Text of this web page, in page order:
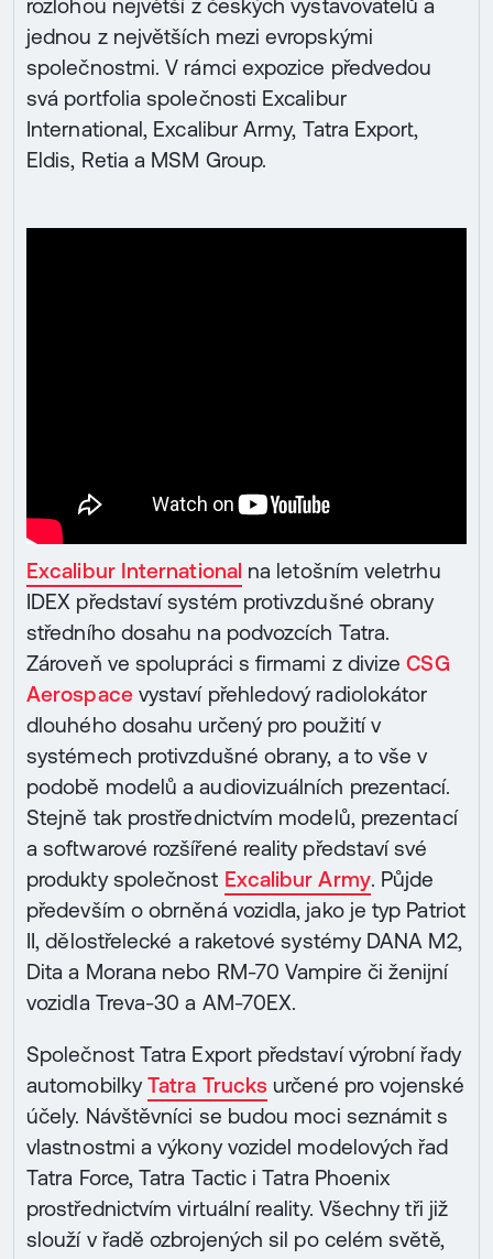
rozlohou největší z českých vystavovatelů a
jednou z největších mezi evropskými
společnostmi. V rámci expozice předvedou
svá portfolia společnosti Excalibur
International, Excalibur Army, Tatra Export,
Eldis, Retia a MSM Group.
Excalibur International na letošním veletrhu
IDEX představí systém protivzdušné obrany
středního dosahu na podvozcích Tatra.
Zároveň ve spolupráci s firmami z divizeCSG
Aerospacevystaví přehledový radiolokátor
dlouhého dosahu určený pro použití v
systémech protivzdušné obrany, a to vše v
podobě modelů a audiovizuálních prezentací.
Stejně tak prostřednictvím modelů, prezentací
a softwarové rozšířené reality představí své
produkty společnost Excalibur Army. Půjde
především o obrněná vozidla, jako je typ Patriot
II, dělostřelecké a raketové systémy DANA M2,
Dita a Morana nebo RM-70 Vampire či ženijní
vozidla Treva-30 a AM-70EX.
Společnost Tatra Export představí výrobní řady
automobilkyTatra Trucks určené pro vojenské
účely. Návštěvníci se budou moci seznámit s
vlastnostmi a výkony vozidel modelových řad
Tatra Force, Tatra Tactic i Tatra Phoenix
prostřednictvím virtuální reality. Všechny tři již
slouží v řadě ozbrojených sil po celém světě,